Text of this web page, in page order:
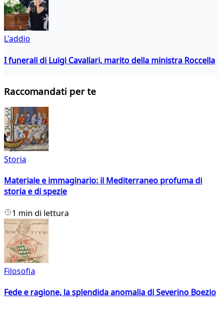
L'addio
I funerali di Luigi Cavallari, marito della ministra Roccella
Raccomandati per te
Storia
Materiale e immaginario: il Mediterraneo profuma di
storia e di spezie
1 min di lettura
Filosofia
Fede e ragione, la splendida anomalia di Severino Boezio